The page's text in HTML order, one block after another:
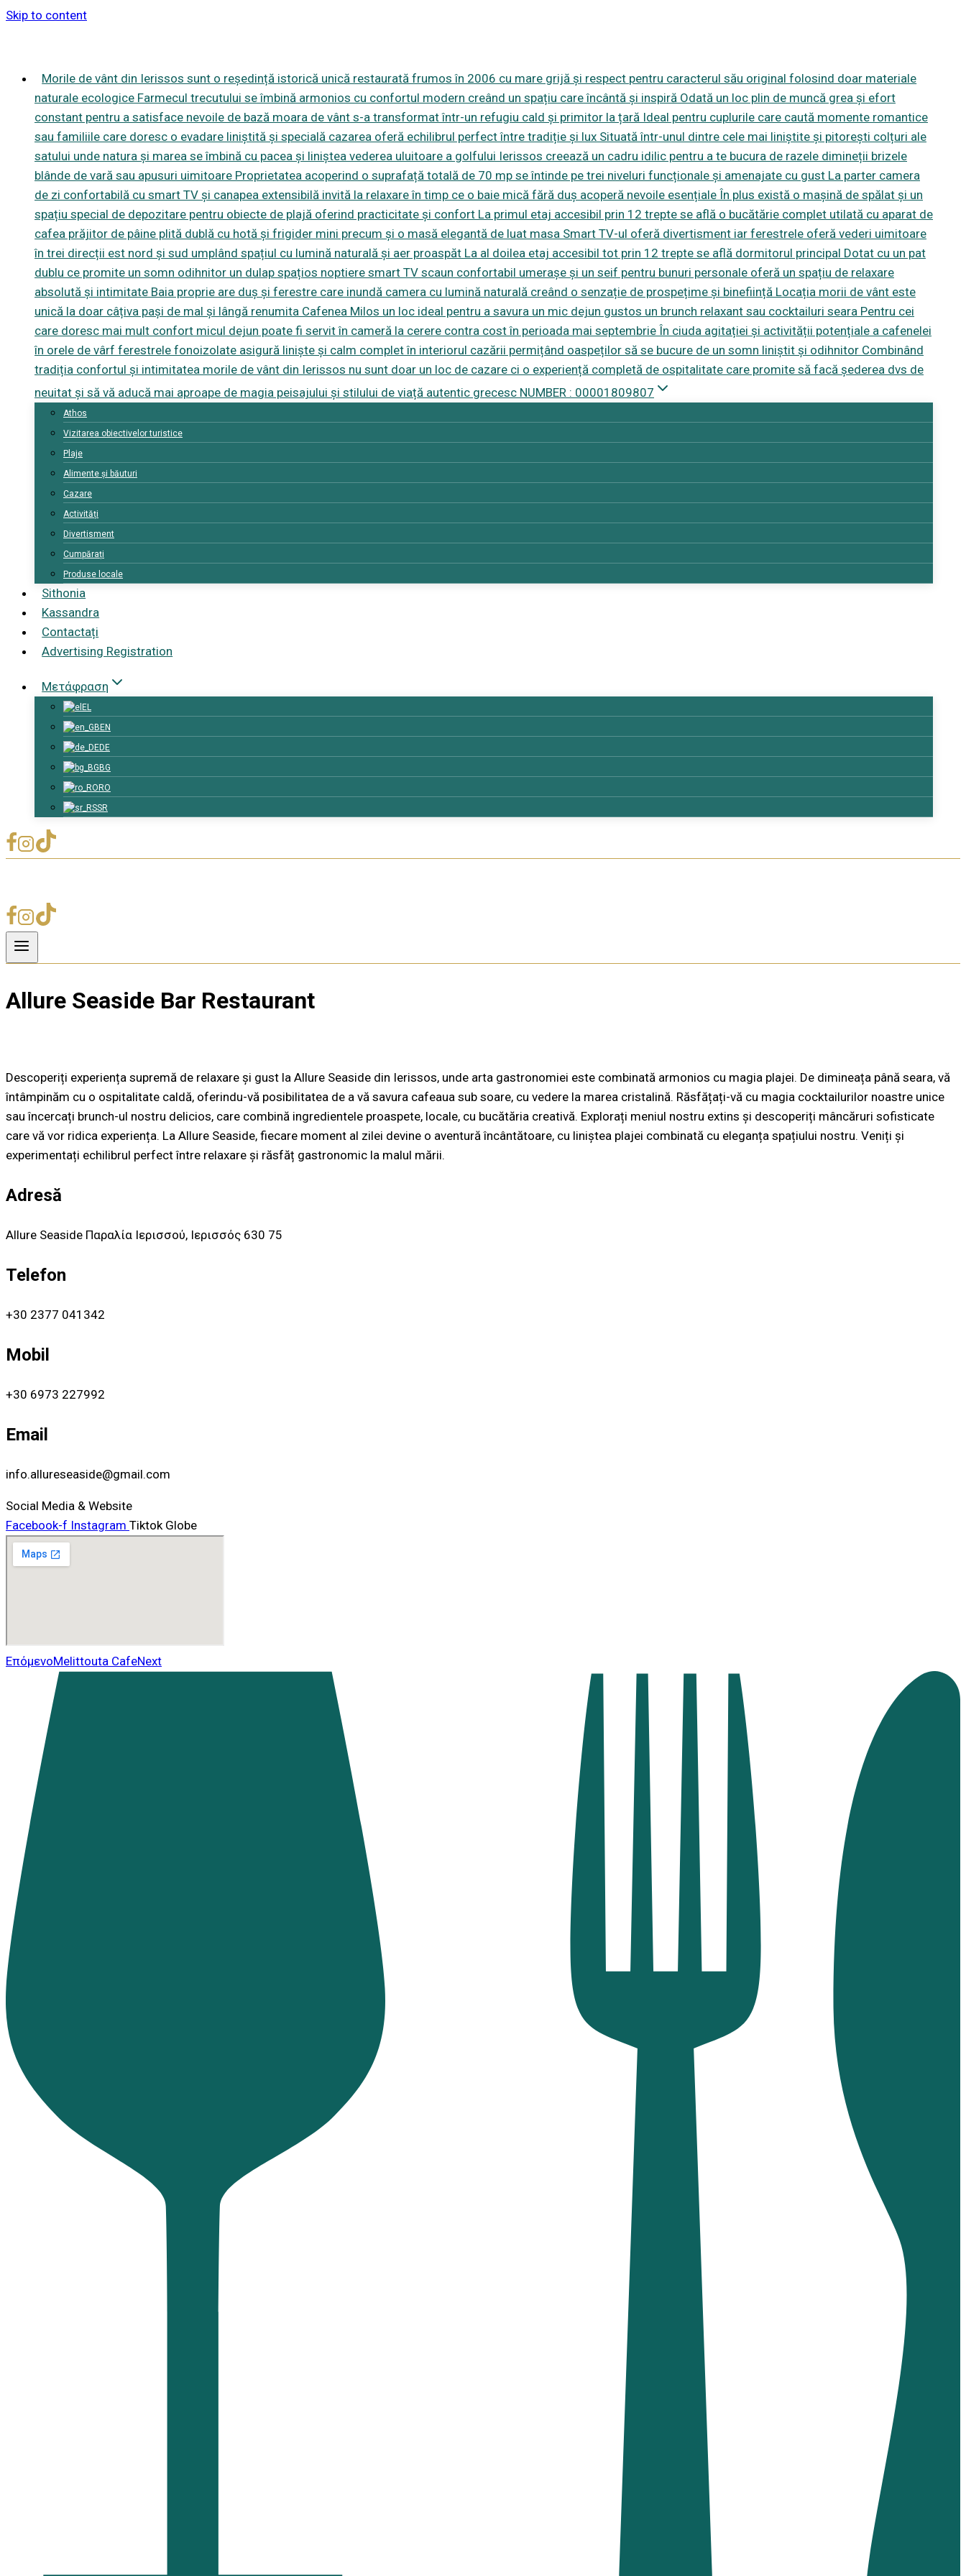
Skip to content
Morile de vânt din Ierissos sunt o reședință istorică unică restaurată frumos în 2006 cu mare grijă și respect pentru caracterul său original folosind doar materiale
naturale ecologice Farmecul trecutului se îmbină armonios cu confortul modern creând un spațiu care încântă și inspiră Odată un loc plin de muncă grea și efort
constant pentru a satisface nevoile de bază moara de vânt s-a transformat într-un refugiu cald și primitor la țară Ideal pentru cuplurile care caută momente romantice
sau familiile care doresc o evadare liniștită și specială cazarea oferă echilibrul perfect între tradiție și lux Situată într-unul dintre cele mai liniștite și pitorești colțuri ale
satului unde natura și marea se îmbină cu pacea și liniștea vederea uluitoare a golfului Ierissos creează un cadru idilic pentru a te bucura de razele dimineții brizele
blânde de vară sau apusuri uimitoare Proprietatea acoperind o suprafață totală de 70 mp se întinde pe trei niveluri funcționale și amenajate cu gust La parter camera
de zi confortabilă cu smart TV și canapea extensibilă invită la relaxare în timp ce o baie mică fără duș acoperă nevoile esențiale În plus există o mașină de spălat și un
spațiu special de depozitare pentru obiecte de plajă oferind practicitate și confort La primul etaj accesibil prin 12 trepte se află o bucătărie complet utilată cu aparat de
cafea prăjitor de pâine plită dublă cu hotă și frigider mini precum și o masă elegantă de luat masa Smart TV-ul oferă divertisment iar ferestrele oferă vederi uimitoare
în trei direcții est nord și sud umplând spațiul cu lumină naturală și aer proaspăt La al doilea etaj accesibil tot prin 12 trepte se află dormitorul principal Dotat cu un pat
dublu ce promite un somn odihnitor un dulap spațios noptiere smart TV scaun confortabil umerașe și un seif pentru bunuri personale oferă un spațiu de relaxare
absolută și intimitate Baia proprie are duș și ferestre care inundă camera cu lumină naturală creând o senzație de prospețime și bineființă Locația morii de vânt este
unică la doar câțiva pași de mal și lângă renumita Cafenea Milos un loc ideal pentru a savura un mic dejun gustos un brunch relaxant sau cocktailuri seara Pentru cei
care doresc mai mult confort micul dejun poate fi servit în cameră la cerere contra cost în perioada mai septembrie În ciuda agitației și activității potențiale a cafenelei
în orele de vârf ferestrele fonoizolate asigură liniște și calm complet în interiorul cazării permițând oaspeților să se bucure de un somn liniștit și odihnitor Combinând
tradiția confortul și intimitatea morile de vânt din Ierissos nu sunt doar un loc de cazare ci o experiență completă de ospitalitate care promite să facă șederea dvs de
neuitat și să vă aducă mai aproape de magia peisajului și stilului de viață autentic grecesc NUMBER : 00001809807
Athos
Vizitarea obiectivelor turistice
Plaje
Alimente și băuturi
Cazare
Activități
Divertisment
Cumpărați
Produse locale
Sithonia
Kassandra
Contactați
Advertising Registration
Μετάφραση
EL
EN
DE
BG
RO
SR
Allure Seaside Bar Restaurant
Descoperiți experiența supremă de relaxare și gust la Allure Seaside din Ierissos, unde arta gastronomiei este combinată armonios cu magia plajei. De dimineața până seara, vă
întâmpinăm cu o ospitalitate caldă, oferindu-vă posibilitatea de a vă savura cafeaua sub soare, cu vedere la marea cristalină. Răsfățați-vă cu magia cocktailurilor noastre unice
sau încercați brunch-ul nostru delicios, care combină ingredientele proaspete, locale, cu bucătăria creativă. Explorați meniul nostru extins și descoperiți mâncăruri sofisticate
care vă vor ridica experiența. La Allure Seaside, fiecare moment al zilei devine o aventură încântătoare, cu liniștea plajei combinată cu eleganța spațiului nostru. Veniți și
experimentați echilibrul perfect între relaxare și răsfăț gastronomic la malul mării.
Adresă
Allure Seaside Παραλία Ιερισσού, Ιερισσός 630 75
Telefon
+30 2377 041342
Mobil
+30 6973 227992
Email
info.allureseaside@gmail.com
Social Media & Website
Facebook-f Instagram Tiktok Globe
ΕπόμενοMelittouta CafeNext